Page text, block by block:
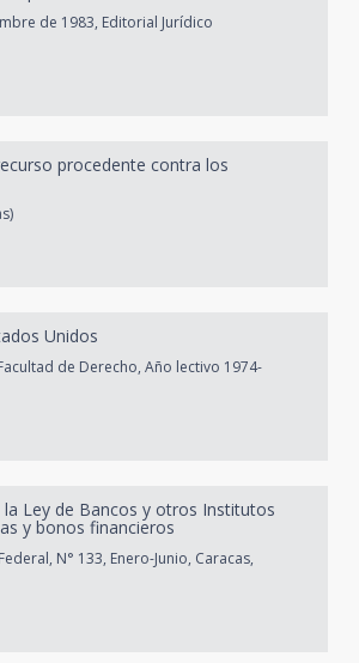
de 1983, Editorial Jurídico
procedente contra los
Unidos
de Derecho, Año lectivo 1974-
Ley de Bancos y otros Institutos
y bonos financieros
N° 133, Enero-Junio, Caracas,